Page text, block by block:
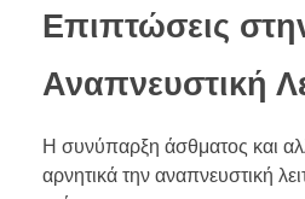
Επιπτώσεις
Αναπνευστική
Η συνύπαρξη άσθματος και
αρνητικά την αναπνευστική